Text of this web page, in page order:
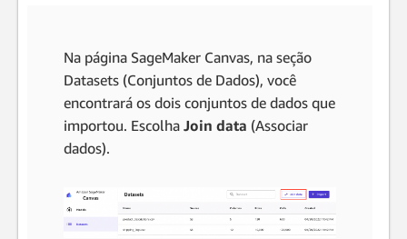
Na página SageMaker Canvas, na seção
Datasets (Conjuntos de Dados), você
encontrará os dois conjuntos de dados que
importou. Escolha Join data (Associar
dados).